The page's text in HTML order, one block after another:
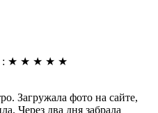
: ★ ★ ★ ★ ★
Загружала фото на сайте,
Через два дня забрала